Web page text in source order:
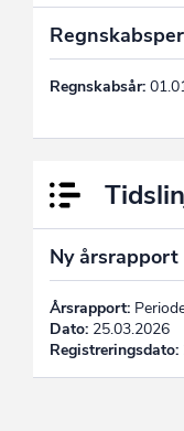
Regnskabsår:
Ny årsrapport
Årsrapport:
Dato: 25.03.2026
Registreringsdato: